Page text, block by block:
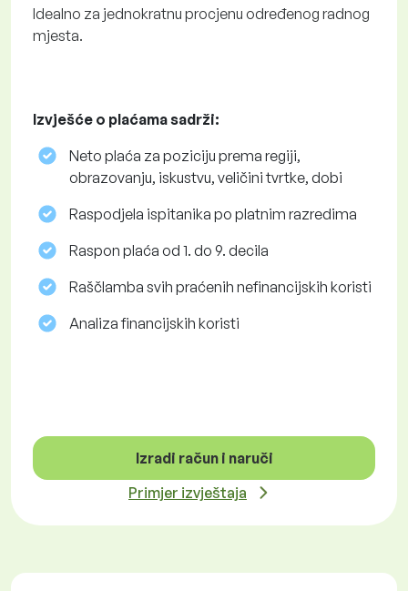
Idealno za jednokratnu procjenu određenog radnog
mjesta.
Izvješće o plaćama sadrži:
Neto plaća za poziciju prema regiji,
obrazovanju, iskustvu, veličini tvrtke, dobi
Raspodjela ispitanika po platnim razredima
Raspon plaća od 1. do 9. decila
Raščlamba svih praćenih nefinancijskih koristi
Analiza financijskih koristi
Izradi račun i naruči
Primjer izvještaja